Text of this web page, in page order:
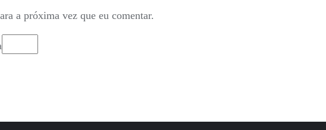
a próxima vez que eu comentar.